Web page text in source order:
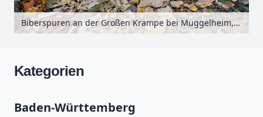
Biberspuren an der Großen Krampe bei Müggelheim, Berlin, Deutschland
Kategorien
Baden-Württemberg